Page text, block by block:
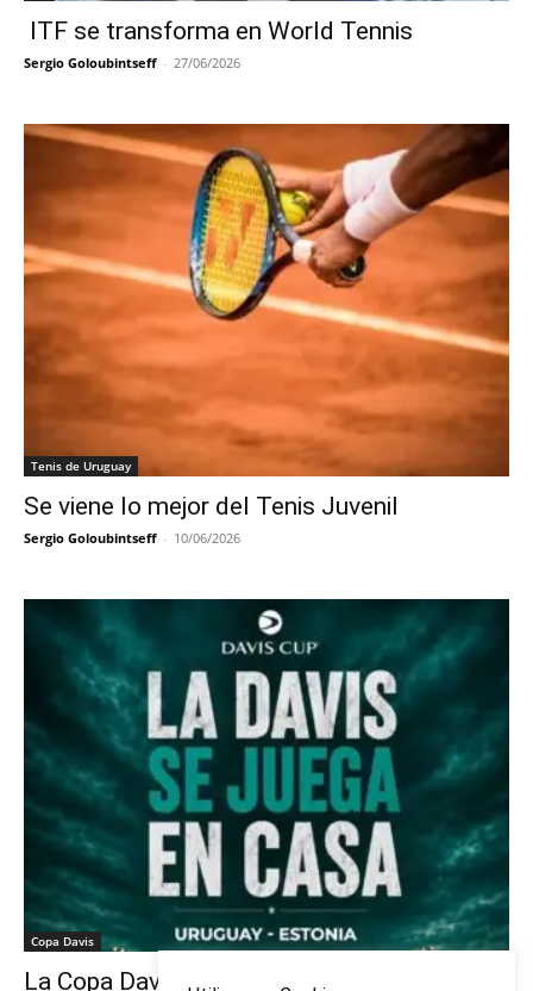
ITF se transforma en World Tennis
Sergio Goloubintseff - 27/06/2026
Tenis de Uruguay
Se viene lo mejor del Tenis Juvenil
Sergio Goloubintseff - 10/06/2026
Copa Davis
La Copa Davis vuelve al Círculo